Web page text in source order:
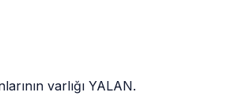
varlığı YALAN.